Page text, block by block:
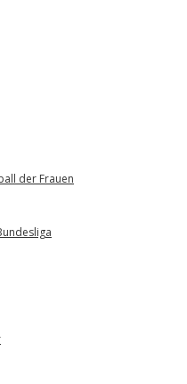
der Frauen